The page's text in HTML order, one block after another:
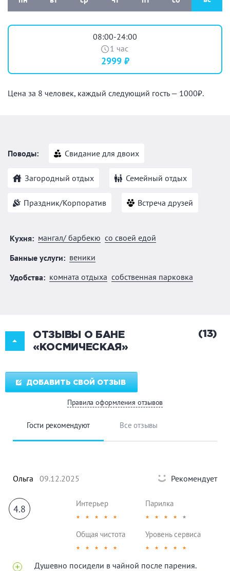
08:00-24:00
1 час
2999 ₽
Цена за 8 человек, каждый следующий гость — 1000₽.
Поводы: Свидание для двоих
Загородный отдых Семейный отдых
Праздник/Корпоратив Встреча друзей
Кухня: мангал/ барбекю со своей едой
Банные услуги: веники
Удобства: комната отдыха собственная парковка
ОТЗЫВЫ О БАНЕ
«КОСМИЧЕСКАЯ»
(13)
ДОБАВИТЬ СВОЙ ОТЗЫВ
Правила оформления отзывов
Гости рекомендуют Все отзывы
Ольга 09.12.2025 Рекомендует
4.8 Интерьер
★ ★ ★ ★ ★
Парилка
★ ★ ★ ★ ★
Общая чистота
★ ★ ★ ★ ★
Уровень сервиса
★ ★ ★ ★ ★
Душевно посидели в чайной после парения.